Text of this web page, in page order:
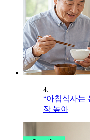
4.
“아침식사는
장 높아